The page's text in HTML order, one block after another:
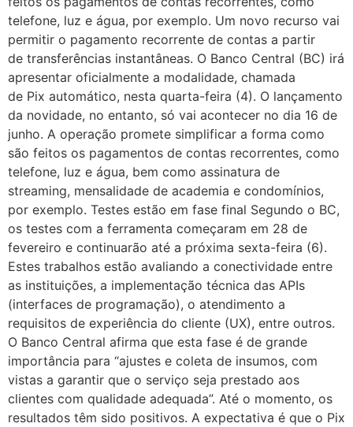
telefone, luz e água, por exemplo. Um novo recurso vai
permitir o pagamento recorrente de contas a partir
de transferências instantâneas. O Banco Central (BC) irá
apresentar oficialmente a modalidade, chamada
de Pix automático, nesta quarta-feira (4). O lançamento
da novidade, no entanto, só vai acontecer no dia 16 de
junho. A operação promete simplificar a forma como
são feitos os pagamentos de contas recorrentes, como
telefone, luz e água, bem como assinatura de
streaming, mensalidade de academia e condomínios,
por exemplo. Testes estão em fase final Segundo o BC,
os testes com a ferramenta começaram em 28 de
fevereiro e continuarão até a próxima sexta-feira (6).
Estes trabalhos estão avaliando a conectividade entre
as instituições, a implementação técnica das APIs
(interfaces de programação), o atendimento a
requisitos de experiência do cliente (UX), entre outros.
O Banco Central afirma que esta fase é de grande
importância para “ajustes e coleta de insumos, com
vistas a garantir que o serviço seja prestado aos
clientes com qualidade adequada”. Até o momento, os
resultados têm sido positivos. A expectativa é que o Pix